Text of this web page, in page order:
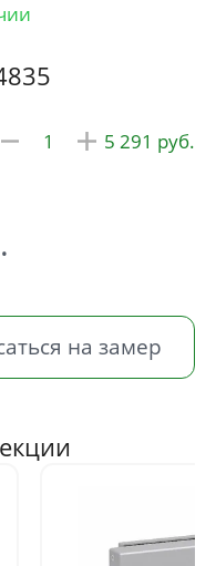
5 291
на замер